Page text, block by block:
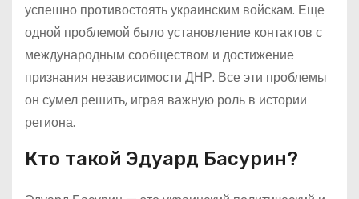
успешно противостоять украинским войскам. Еще
одной проблемой было установление контактов с
международным сообществом и достижение
признания независимости ДНР. Все эти проблемы
он сумел решить, играя важную роль в истории
региона.
Кто такой Эдуард Басурин?